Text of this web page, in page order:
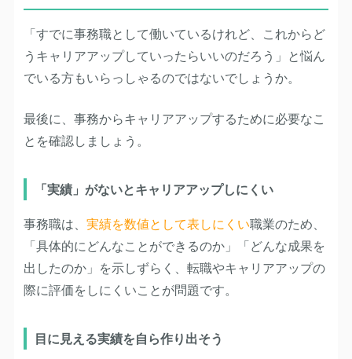
「すでに事務職として働いているけれど、これからど
うキャリアアップしていったらいいのだろう」と悩ん
でいる方もいらっしゃるのではないでしょうか。
最後に、事務からキャリアアップするために必要なこ
とを確認しましょう。
「実績」がないとキャリアアップしにくい
事務職は、 実績を数値として表しにくい職業のため、
「具体的にどんなことができるのか」「どんな成果を
出したのか」を示しずらく、転職やキャリアアップの
際に評価をしにくいことが問題です。
目に見える実績を自ら作り出そう